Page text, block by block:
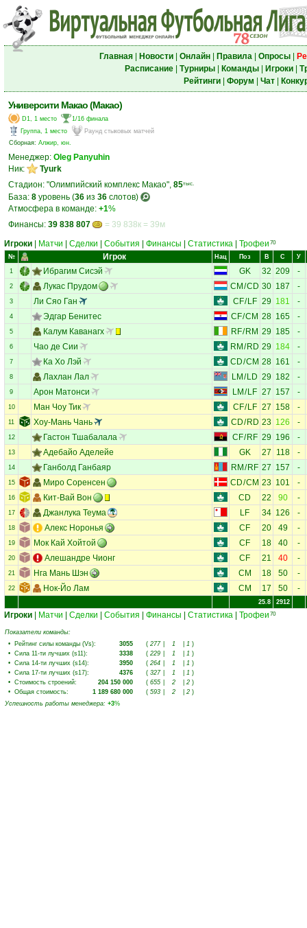
Главная| Новости| Онлайн| Правила| Опросы|
Расписание| Турниры| Команды| Игроки|
Рейтинги| Форум Чат|
Университи Макао (Макао)
D1, 1 место
1/16 финала
Группа, 1 место
Раунд стыковых матчей
Сборная: Алжир, юн.
Менеджер: Oleg Panyuhin
Ник:
Tyurk
Стадион: "Олимпийский комплекс Макао", 85тыс.
База: 8 уровень (36 из 36 слотов)
Атмосфера в команде: +1%
Финансы: 39 838 807
= 39 838к = 39м
Игроки
Матчи Сделки События Финансы Статистика Трофеи 70
№ Игрок Нац Поз В С У
1 Ибрагим Сисэй GK 32 209 -
2 Лукас Прудом CM /CD 30 187 -
3 Ли Сяо Ган CF/LF 29 181 -
4 Эдгар Бенитес CF/CM 28 165 -
5 Калум Каванагх RF/ RM 29 185 -
6 Чао де Сии RM / RD 29 184 -
7 Ка Хо Лэй CD/CM 28 161 -
8 Лахлан Лал LM / LD 29 182 -
9 Арон Матонси LM / LF 27 157 -
10 Ман Чоу Тик CF/LF 27 158 -
11 Хоу-Мань Чань CD/RD 23 126 -
12 Гастон Тшабалала CF/RF 29 196 -
13 Адебайо Аделейе GK 27 118 -
14 Ганболд Ганбаяр RM / RF 27 157 -
15 Миро Соренсен CD/CM 23 101 -
16 Кит-Вай Вон CD 22 90 -
17 Джанлука Теума LF 34 126 -
18 Алекс Норонья CF 20 49 -
19 Мок Кай Хойтой CF 18 40 -
20 Алешандре Чионг CF 21 40 -
21 Нга Мань Шэн CM 18 50 -
22 Нок-Йо Лам CM 17 50 -
25.8 2912
Игроки Матчи Сделки События Финансы Статистика Трофеи 70
Показатели команды:
• Рейтинг силы команды (Vs): 3055 ( 277 1 1 )
• Сила 11-ти лучших (s11): 3338 ( 229 1 1 )
• Сила 14-ти лучших (s14): 3950 ( 264 1 1 )
• Сила 17-ти лучших (s17): 4376 ( 327 1 1 )
• Стоимость строений: 204 150 000 ( 655 2 2 )
• Общая стоимость: 1 189 680 000 ( 593 2 2 )
Успешность работы менеджера: +3%